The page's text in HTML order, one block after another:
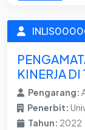
KINERJA DI
Pengarang:
Penerbit:
Tahun: 2022